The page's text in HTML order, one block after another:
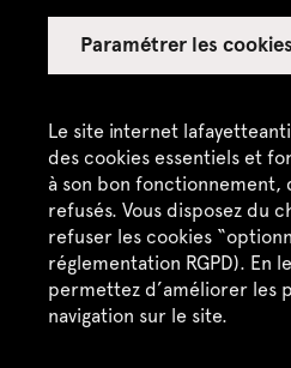
Le site internet
des cookies essentiels et
à son bon fonctionnement,
refusés. Vous disposez du
refuser les cookies
réglementation RGPD). En
permettez d’améliorer les
navigation sur le site.
Paramétrer les cookies
Crédits
Mentions légales
Politique de confidentialité
CGU / CGV
Plan du site